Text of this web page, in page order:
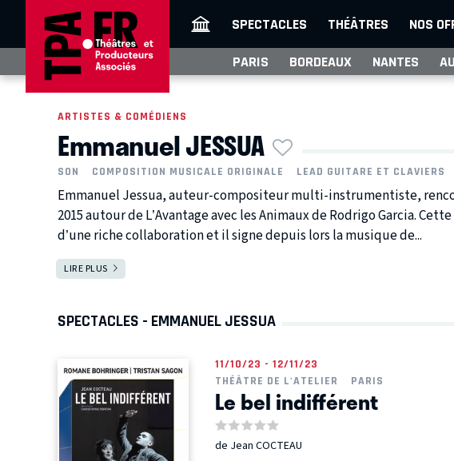
SPECTACLES THÉÂTRES NOS
PARIS BORDEAUX NANTES
ARTISTES & COMÉDIENS
Emmanuel JESSUA
SON COMPOSITION MUSICALE ORIGINALE LEAD GUITARE ET CLAVIERS
Emmanuel Jessua, auteur-compositeur multi-instrumentiste,
2015 autour de L’Avantage avec les Animaux de Rodrigo Garcia.
d’une riche collaboration et il signe depuis lors la musique de...
LIRE PLUS
SPECTACLES - EMMANUEL JESSUA
11/10/23 - 12/11/23
THÉÂTRE DE L'ATELIER
PARIS
Le bel indifférent
de Jean COCTEAU